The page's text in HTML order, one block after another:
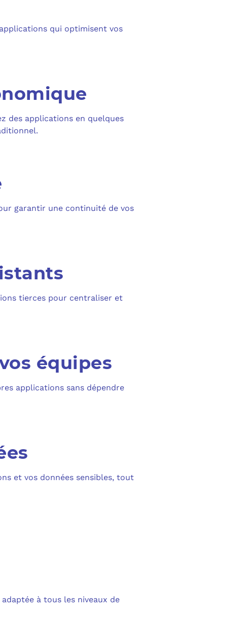
qui optimisent vos
des applications en quelques
garantir une continuité de vos
tierces pour centraliser et
équipes
applications sans dépendre
et vos données sensibles, tout
à tous les niveaux de
INTUNE